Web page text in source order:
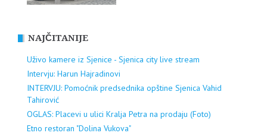
NAJČITANIJE
Uživo kamere iz Sjenice - Sjenica city live stream
Intervju: Harun Hajradinovi
INTERVJU: Pomoćnik predsednika opštine Sjenica Vahid
Tahirović
OGLAS: Placevi u ulici Kralja Petra na prodaju (Foto)
Etno restoran "Dolina Vukova"